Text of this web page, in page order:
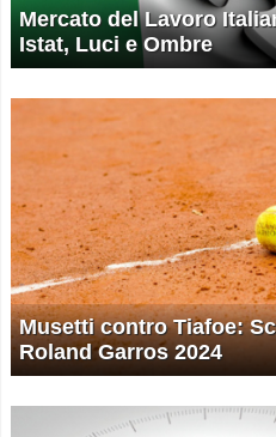
Mercato del Lavoro
Istat, Luci e Ombre
Musetti contro Tiafoe:
Roland Garros 2024